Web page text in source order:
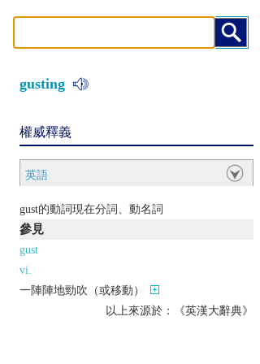
gusting
權威釋義
英語
gust的動詞現在分詞、動名詞
參見
gust
vi.
一陣陣地勁吹（或移動）
以上來源於：《英漢大辭典》